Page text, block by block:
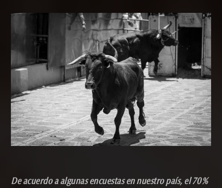
De acuerdo a algunas encuestas en nuestro país, el 70%